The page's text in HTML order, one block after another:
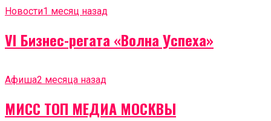
Новости1 месяц назад
VI Бизнес-регата «Волна Успеха»
Афиша2 месяца назад
МИСС ТОП МЕДИА МОСКВЫ